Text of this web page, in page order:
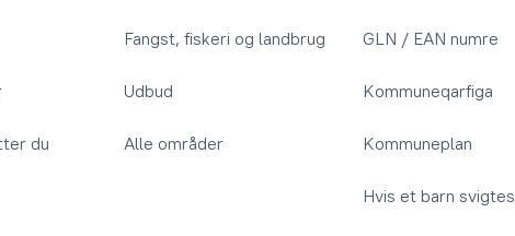
du
Fangst, fiskeri og landbrug
Udbud
Alle områder
GLN / EAN numre
Kommuneqarfiga
Kommuneplan
Hvis et barn svigtes